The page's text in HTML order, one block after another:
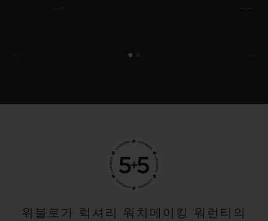
위블로가 럭셔리 워치메이킹 워런티의